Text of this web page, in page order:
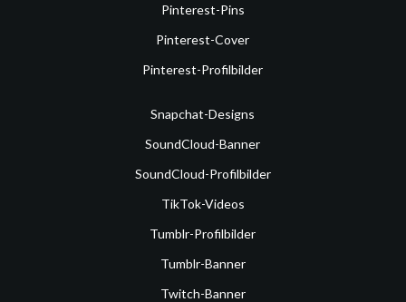
Pinterest-Pins
Pinterest-Cover
Pinterest-Profilbilder
Snapchat-Designs
SoundCloud-Banner
SoundCloud-Profilbilder
TikTok-Videos
Tumblr-Profilbilder
Tumblr-Banner
Twitch-Banner